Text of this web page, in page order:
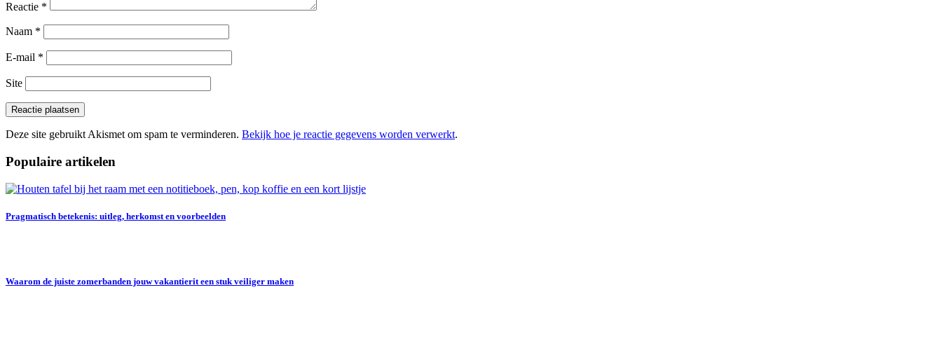
Reactie *
Naam *
E-mail *
Site
Deze site gebruikt Akismet om spam te verminderen. Bekijk hoe je reactie gegevens worden verwerkt.
Populaire artikelen
Pragmatisch betekenis: uitleg, herkomst en voorbeelden
Waarom de juiste zomerbanden jouw vakantierit een stuk veiliger maken